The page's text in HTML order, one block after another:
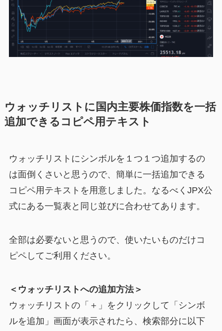
ウォッチリストに国内主要株価指数を一括
追加できるコピペ用テキスト
ウォッチリストにシンボルを１つ１つ追加するの
は面倒くさいと思うので、簡単に一括追加できる
コピペ用テキストを用意しました。なるべくJPX公
式にある一覧表と同じ並びに合わせてあります。
全部は必要ないと思うので、使いたいものだけコ
ピペしてご利用ください。
＜ウォッチリストへの追加方法＞
ウォッチリストの「＋」をクリックして「シンボ
ルを追加」画面が表示されたら、検索部分に以下